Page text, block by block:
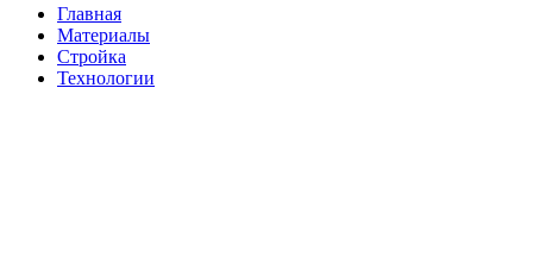
Главная
Материалы
Стройка
Технологии